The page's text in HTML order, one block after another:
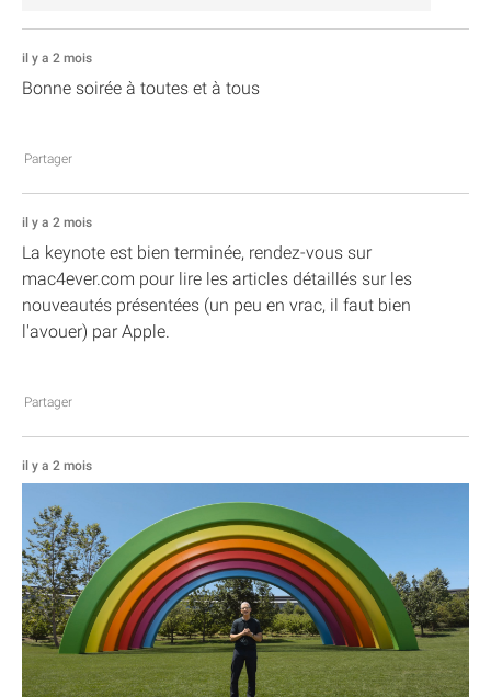
il y a 2 mois
Bonne soirée à toutes et à tous
Partager
il y a 2 mois
La keynote est bien terminée, rendez-vous sur
mac4ever.com pour lire les articles détaillés sur les
nouveautés présentées (un peu en vrac, il faut bien
l'avouer) par Apple.
Partager
il y a 2 mois